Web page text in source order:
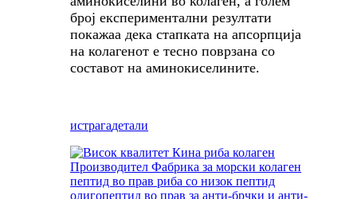
број експериментални резултати
покажаа дека стапката на апсорпција
на колагенот е тесно поврзана со
составот на аминокиселините.
истрагадетали